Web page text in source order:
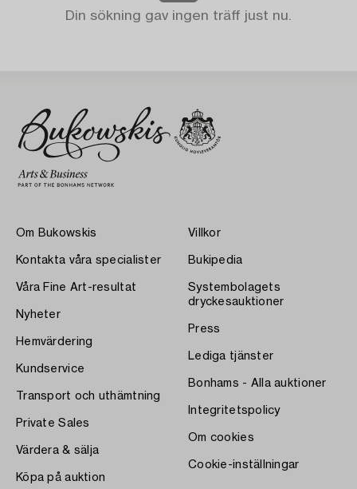
Din sökning gav ingen träff just nu.
Om Bukowskis
Kontakta våra specialister
Våra Fine Art-resultat
Nyheter
Hemvärdering
Kundservice
Transport och uthämtning
Private Sales
Värdera & sälja
Köpa på auktion
Villkor
Bukipedia
Systembolagets
dryckesauktioner
Press
Lediga tjänster
Bonhams - Alla auktioner
Integritetspolicy
Om cookies
Cookie-inställningar